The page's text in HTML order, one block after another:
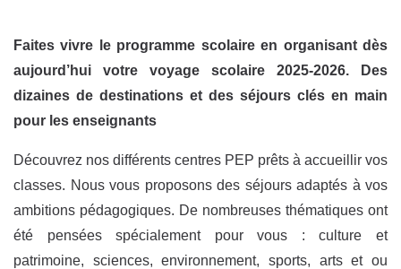
Faites vivre le programme scolaire en organisant dès
aujourd’hui votre voyage scolaire 2025-2026.
Des
dizaines de destinations et des séjours clés en main
pour les enseignants
Découvrez nos différents centres PEP prêts à accueillir vos
classes. Nous vous proposons des séjours adaptés à vos
ambitions pédagogiques. De nombreuses thématiques ont
été pensées spécialement pour vous : culture et
patrimoine, sciences, environnement, sports, arts et ou